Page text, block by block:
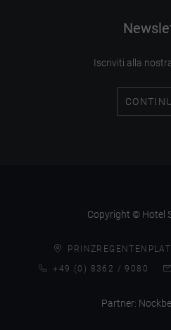
Iscriviti alla
Copyright © Hotel
+49 (0) 8362 / 9080
Partner: